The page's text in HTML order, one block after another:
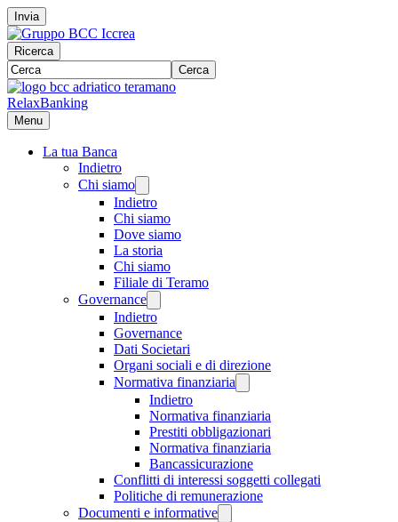
Invia
Ricerca
Cerca
RelaxBanking
Menu
La tua Banca
Indietro
Chi siamo
Indietro
Chi siamo
Dove siamo
La storia
Chi siamo
Filiale di Teramo
Governance
Indietro
Governance
Dati Societari
Organi sociali e di direzione
Normativa finanziaria
Indietro
Normativa finanziaria
Prestiti obbligazionari
Normativa finanziaria
Bancassicurazione
Conflitti di interessi soggetti collegati
Politiche di remunerazione
Documenti e informative